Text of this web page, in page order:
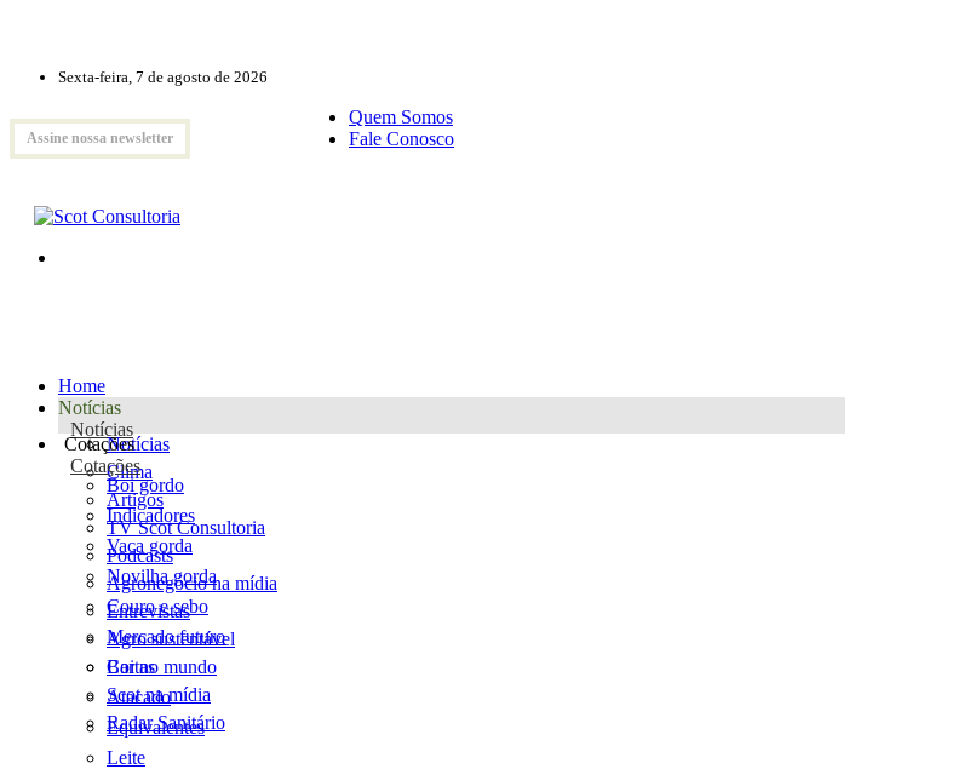
Sexta-feira, 7 de agosto de 2026
Assine nossa newsletter
Quem Somos
Fale Conosco
Home
Notícias
Notícias
Notícias
Clima
Artigos
TV Scot Consultoria
Podcasts
Agronegócio na mídia
Entrevistas
Agro sustentável
Cartas
Scot na mídia
Radar Sanitário
Cotações
Cotações
Boi gordo
Indicadores
Vaca gorda
Novilha gorda
Couro e sebo
Mercado futuro
Boi no mundo
Atacado
Equivalentes
Leite